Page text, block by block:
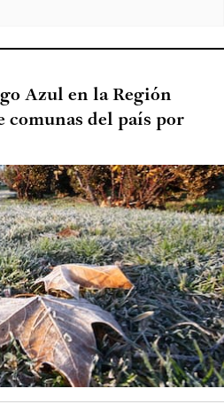
Azul en la Región
del país por